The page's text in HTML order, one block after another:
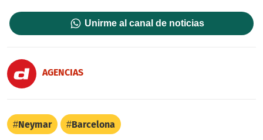
Unirme al canal de noticias
AGENCIAS
Neymar Barcelona